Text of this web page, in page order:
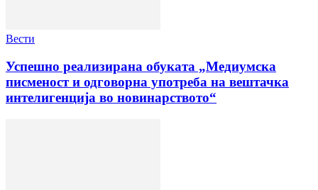
Вести
Успешно реализирана обуката „Медиумска
писменост и одговорна употреба на вештачка
интелигенција во новинарството“